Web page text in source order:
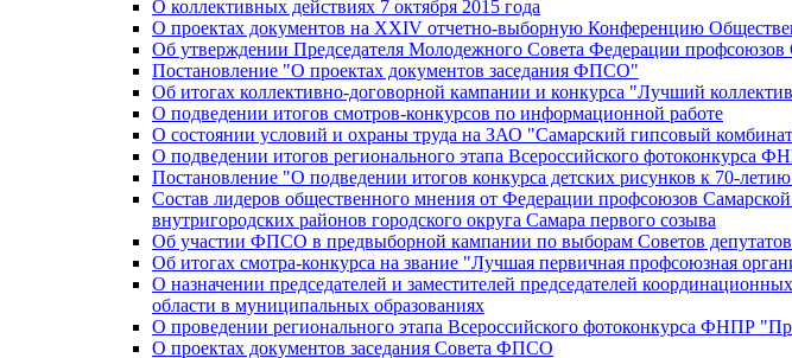
О коллективных действиях 7 октября 2015 года
О проектах документов на XXIV отчетно-выборную Конференцию
Об утверждении Председателя Молодежного Совета Федерации профсоюзов
Постановление "О проектах документов заседания ФПСО"
Об итогах коллективно-договорной кампании и конкурса "Лучший
О подведении итогов смотров-конкурсов по информационной работе
О состоянии условий и охраны труда на ЗАО "Самарский гипсовый
О подведении итогов регионального этапа Всероссийского фотоконкурса
Постановление "О подведении итогов конкурса детских рисунков к 70-
Состав лидеров общественного мнения от Федерации профсоюзов
внутригородских районов городского округа Самара первого созыва
Об участии ФПСО в предвыборной кампании по выборам Советов депутатов
Об итогах смотра-конкурса на звание "Лучшая первичная профсоюзная
О назначении председателей и заместителей председателей
области в муниципальных образованиях
О проведении регионального этапа Всероссийского фотоконкурса ФНПР
О проектах документов заседания Совета ФПСО